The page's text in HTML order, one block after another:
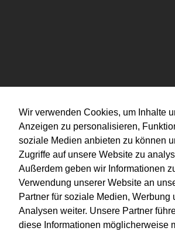
Wir verwenden Cookies, um Inhalte
Anzeigen zu personalisieren,
soziale Medien anbieten zu können
Zugriffe auf unsere Website zu
Außerdem geben wir Informationen
Verwendung unserer Website an
Partner für soziale Medien, Werbung
Analysen weiter. Unsere Partner
diese Informationen möglicherweise